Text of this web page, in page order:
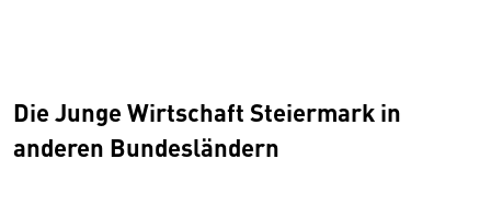
Die Junge Wirtschaft Steiermark in
anderen Bundesländern